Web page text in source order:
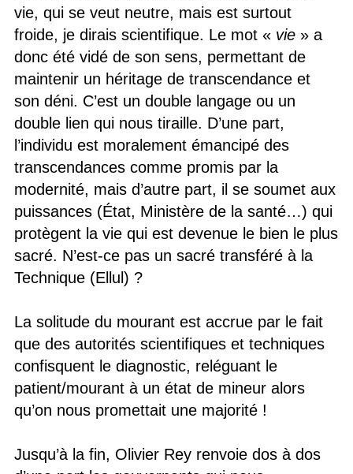
vie, qui se veut neutre, mais est surtout
froide, je dirais scientifique. Le mot « vie» a
donc été vidé de son sens, permettant de
maintenir un héritage de transcendance et
son déni. C’est un double langage ou un
double lien qui nous tiraille. D’une part,
l’individu est moralement émancipé des
transcendances comme promis par la
modernité, mais d’autre part, il se soumet aux
puissances (État, Ministère de la santé…) qui
protègent la vie qui est devenue le bien le plus
sacré. N’est-ce pas un sacré transféré à la
Technique (Ellul) ?
La solitude du mourant est accrue par le fait
que des autorités scientifiques et techniques
confisquent le diagnostic, reléguant le
patient/mourant à un état de mineur alors
qu’on nous promettait une majorité !
Jusqu’à la fin, Olivier Rey renvoie dos à dos